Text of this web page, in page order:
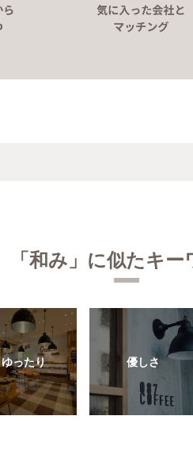
「和み」に似たキ
ゆったり 優しさ